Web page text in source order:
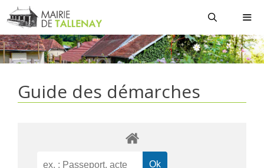
Aller
au
contenu
Guide des démarches